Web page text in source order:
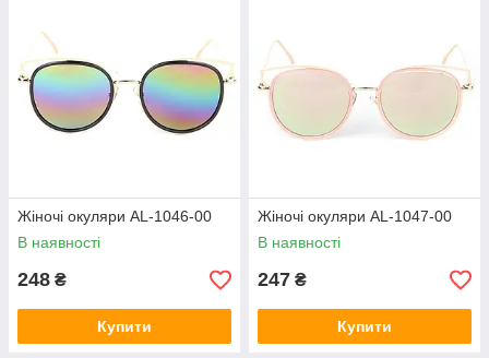
Жіночі окуляри AL-1046-00
В наявності
248 ₴
Купити
Жіночі окуляри AL-1047-00
В наявності
247 ₴
Купити